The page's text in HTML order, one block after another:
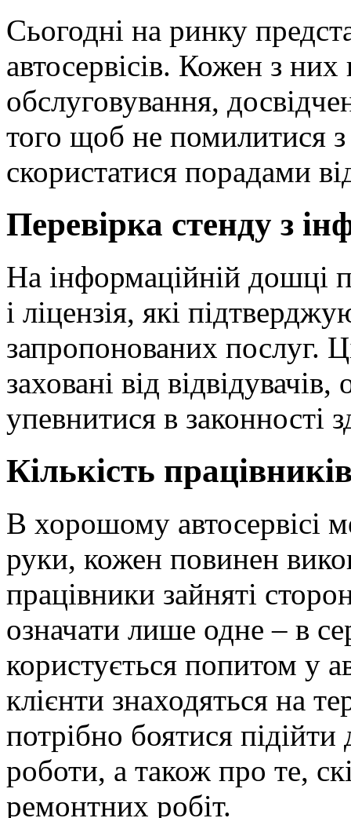
Сьогодні на ринку
автосервісів. Кожен з них
обслуговування,
того щоб не помилитися
скористатися порадами
Перевірка стенду з
На інформаційній дошці
і ліцензія, які
запропонованих послуг.
заховані від
упевнитися в законності
Кількість
В хорошому автосервісі
руки, кожен повинен
працівники зайняті
означати лише одне – в
користується попитом у
клієнти знаходяться на
потрібно боятися підійти
роботи, а також про те,
ремонтних робіт.